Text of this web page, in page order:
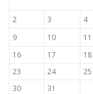
2
3 4
9
10 11
16 17 18
23
24 25
30
31